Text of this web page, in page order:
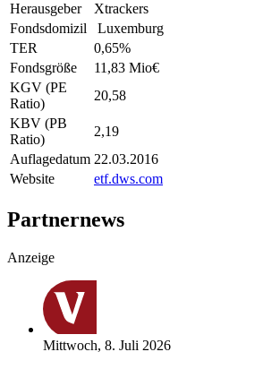
Herausgeber
Xtrackers
Fondsdomizil
Luxemburg
TER
0,65%
Fondsgröße
11,83 Mio€
KGV (PE
Ratio)
20,58
KBV (PB
Ratio)
2,19
Auflagedatum 22.03.2016
Website
etf.dws.com
Partnernews
Anzeige
Mittwoch, 8. Juli 2026